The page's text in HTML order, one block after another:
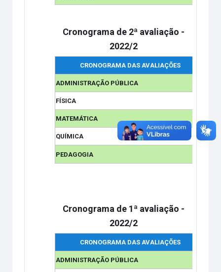
Cronograma de 2ª avaliação -
2022/2
CRONOGRAMA DAS AVALIAÇÕES
ADMINISTRAÇÃO PÚBLICA
FÍSICA
MATEMÁTICA
QUÍMICA
PEDAGOGIA
Cronograma de 1ª avaliação -
2022/2
CRONOGRAMA DAS AVALIAÇÕES
ADMINISTRAÇÃO PÚBLICA